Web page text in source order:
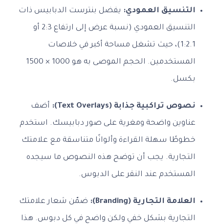
التنسيق العمودي: يفضل بنترست الدبابيس ذات
التنسيق العمودي (نسبة عرض إلى ارتفاع 2:3 أو
1:2.1)، حيث تشغل مساحة أكبر في خلاصات
المستخدمين. الحجم الموصى به هو 1000 × 1500
بكسل.
نصوص تراكبية جذابة (Text Overlays): أضف
عناوين واضحة ومغرية على صور دبابيسك. استخدم
خطوطًا سهلة القراءة وألوانًا متناسقة مع علامتك
التجارية. يجب أن توضح هذه النصوص ما سيجده
المستخدم عند النقر على الدبوس.
العلامة التجارية (Branding): ضمّن شعار علامتك
التجارية بشكل خفي ولكن واضح في كل دبوس. هذا